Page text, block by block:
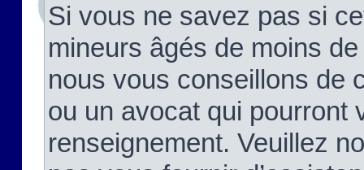
Si vous ne savez pas si
mineurs âgés de moins
nous vous conseillons de
ou un avocat qui pourront
renseignement. Veuillez